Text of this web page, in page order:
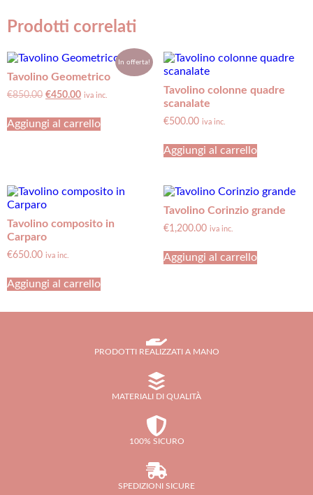
Prodotti correlati
In offerta!
Tavolino Geometrico
€850.00 €450.00 iva inc.
Aggiungi al carrello
Tavolino colonne quadre
scanalate
€500.00 iva inc.
Aggiungi al carrello
Tavolino composito in
Carparo
€650.00 iva inc.
Aggiungi al carrello
Tavolino Corinzio grande
€1,200.00 iva inc.
Aggiungi al carrello
PRODOTTI REALIZZATI A MANO
MATERIALI DI QUALITÀ
100% SICURO
SPEDIZIONI SICURE